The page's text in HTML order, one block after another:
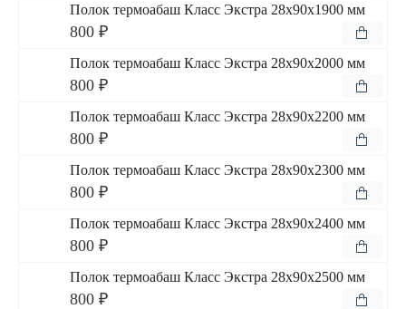
Полок термоабаш Класс Экстра 28x90x1900 мм
800 ₽
Полок термоабаш Класс Экстра 28x90x2000 мм
800 ₽
Полок термоабаш Класс Экстра 28x90x2200 мм
800 ₽
Полок термоабаш Класс Экстра 28x90x2300 мм
800 ₽
Полок термоабаш Класс Экстра 28x90x2400 мм
800 ₽
Полок термоабаш Класс Экстра 28x90x2500 мм
800 ₽